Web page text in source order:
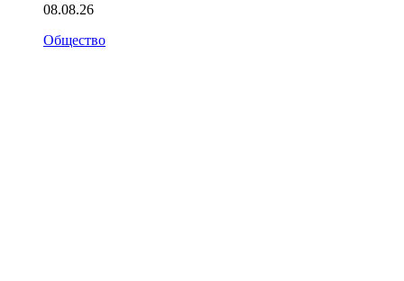
08.08.26
Общество